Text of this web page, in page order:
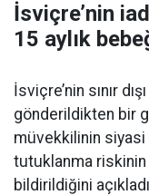
İsviçre’nin
15 aylık
İsviçre’nin sınır
gönderildikten bir
müvekkilinin siyasi
tutuklanma
bildirildiğini